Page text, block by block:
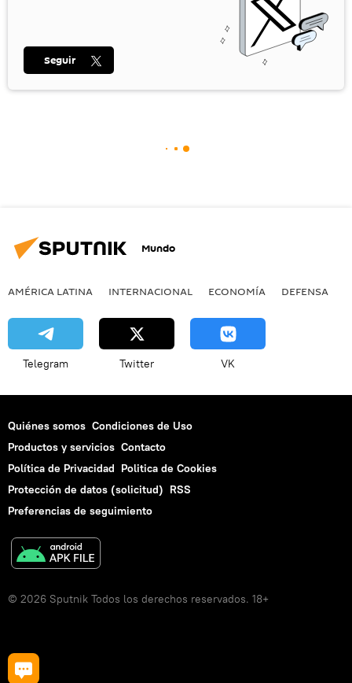
Seguir
Mundo
AMÉRICA LATINA INTERNACIONAL ECONOMÍA DEFENSA
Telegram Twitter VK
Quiénes somos Condiciones de Uso
Productos y servicios Contacto
Política de Privacidad Politica de Cookies
Protección de datos (solicitud) RSS
Preferencias de seguimiento
© 2026 Sputnik Todos los derechos reservados. 18+